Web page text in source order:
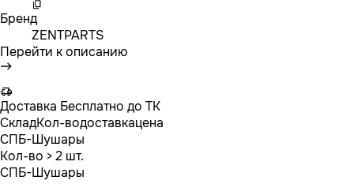
Бренд
ZENTPARTS
Перейти к описанию
Доставка Бесплатно до ТК
СкладКол-водоставкацена
СПБ-Шушары
Кол-во > 2 шт.
СПБ-Шушары